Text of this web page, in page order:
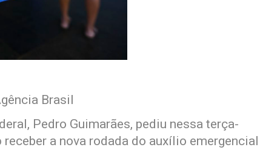
Brasil
Pedro Guimarães, pediu nessa terça-
a nova rodada do auxílio emergencial